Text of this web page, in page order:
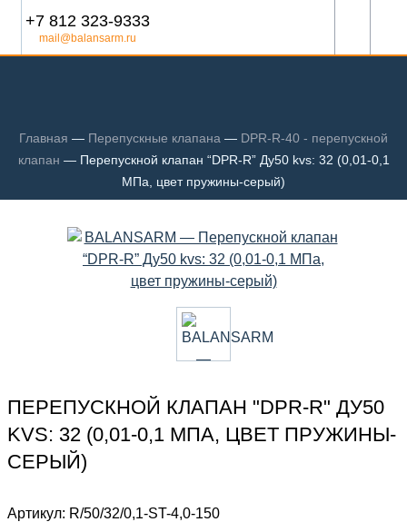
+7 812 323-9333
mail@balansarm.ru
Главная — Перепускные клапана — DPR-R-40 - перепускной
клапан — Перепускной клапан “DPR-R” Ду50 kvs: 32 (0,01-0,1
МПа, цвет пружины-серый)
ПЕРЕПУСКНОЙ КЛАПАН "DPR-R" ДУ50
KVS: 32 (0,01-0,1 МПА, ЦВЕТ ПРУЖИНЫ-
СЕРЫЙ)
Артикул: R/50/32/0,1-ST-4,0-150